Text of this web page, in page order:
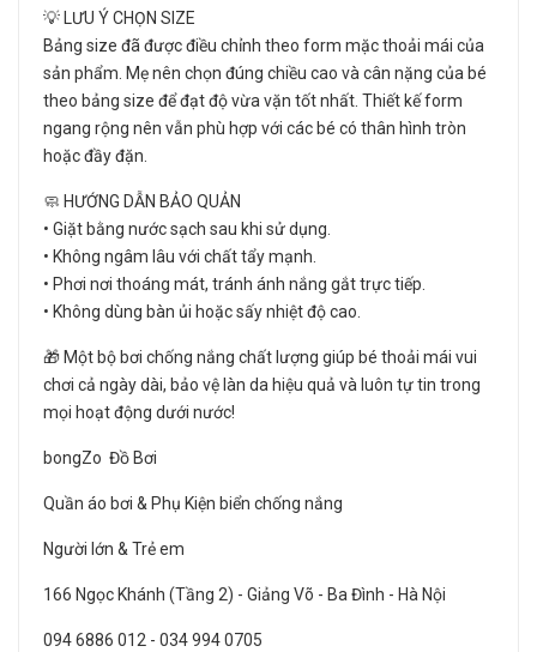
💡 LƯU Ý CHỌN SIZE
Bảng size đã được điều chỉnh theo form mặc thoải mái của
sản phẩm. Mẹ nên chọn đúng chiều cao và cân nặng của bé
theo bảng size để đạt độ vừa vặn tốt nhất. Thiết kế form
ngang rộng nên vẫn phù hợp với các bé có thân hình tròn
hoặc đầy đặn.
🧼 HƯỚNG DẪN BẢO QUẢN
• Giặt bằng nước sạch sau khi sử dụng.
• Không ngâm lâu với chất tẩy mạnh.
• Phơi nơi thoáng mát, tránh ánh nắng gắt trực tiếp.
• Không dùng bàn ủi hoặc sấy nhiệt độ cao.
🎁 Một bộ bơi chống nắng chất lượng giúp bé thoải mái vui
chơi cả ngày dài, bảo vệ làn da hiệu quả và luôn tự tin trong
mọi hoạt động dưới nước!
bongZo Đồ Bơi
Quần áo bơi & Phụ Kiện biển chống nắng
Người lớn & Trẻ em
166 Ngọc Khánh (Tầng 2) - Giảng Võ - Ba Đình - Hà Nội
094 6886 012 - 034 994 0705